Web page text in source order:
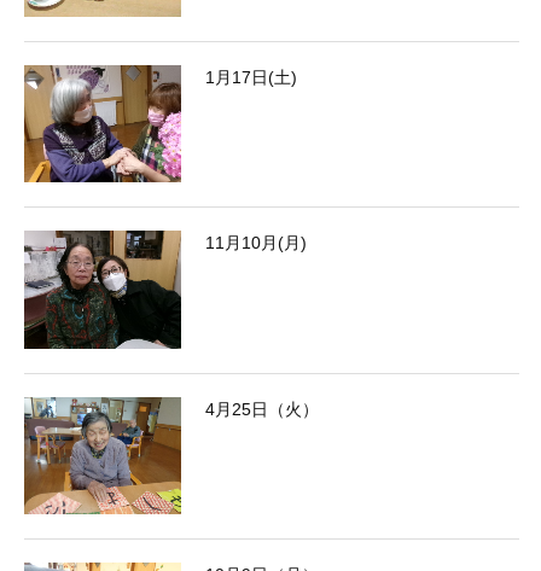
1月17日(土)
11月10月(月)
4月25日（火）